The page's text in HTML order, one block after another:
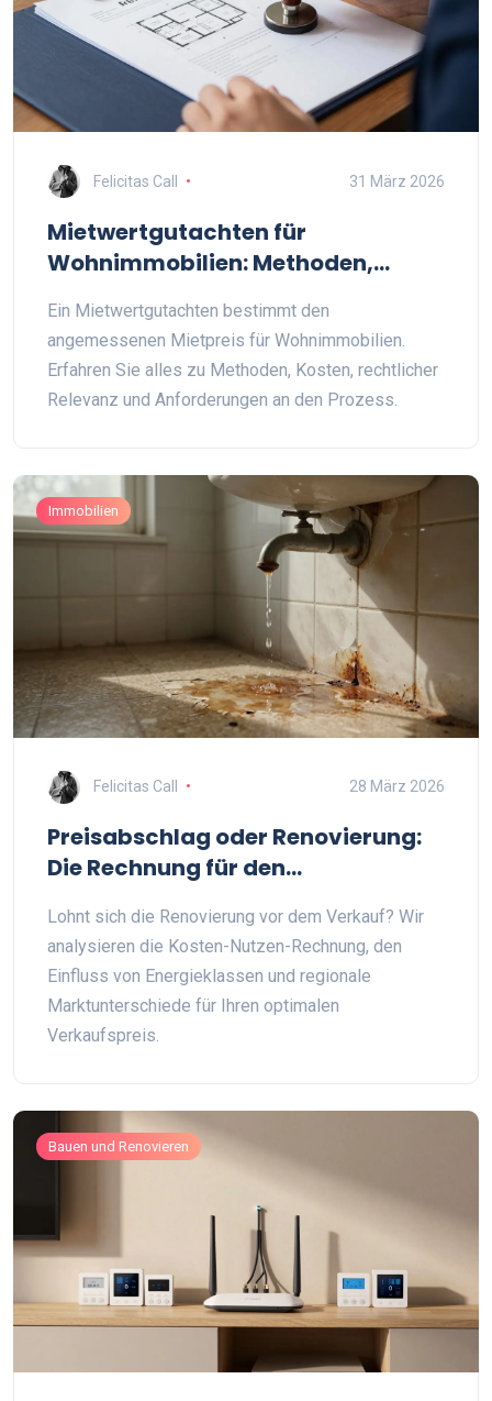
Felicitas Call 31 März 2026
Mietwertgutachten für
Wohnimmobilien: Methoden,
Ein Mietwertgutachten bestimmt den
angemessenen Mietpreis für Wohnimmobilien.
Erfahren Sie alles zu Methoden, Kosten, rechtlicher
Relevanz und Anforderungen an den Prozess.
Immobilien
Felicitas Call 28 März 2026
Preisabschlag oder Renovierung:
Die Rechnung für den
Lohnt sich die Renovierung vor dem Verkauf? Wir
analysieren die Kosten-Nutzen-Rechnung, den
Einfluss von Energieklassen und regionale
Marktunterschiede für Ihren optimalen
Verkaufspreis.
Bauen und Renovieren